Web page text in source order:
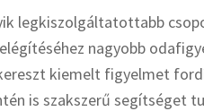
legkiszolgáltatottabb
nagyobb
kiemelt figyelmet
is szakszerű segítséget